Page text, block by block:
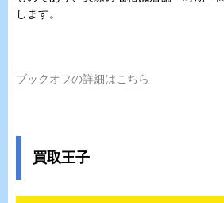
します。
ブックオフの詳細はこちら
買取王子